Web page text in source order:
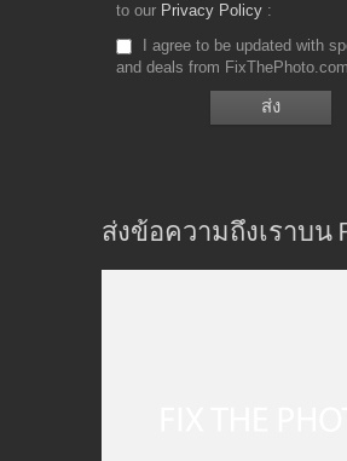
to our Privacy Policy
I agree to be updated with
and deals from FixThePhoto.com
ส่งข้อความถึงเราบน